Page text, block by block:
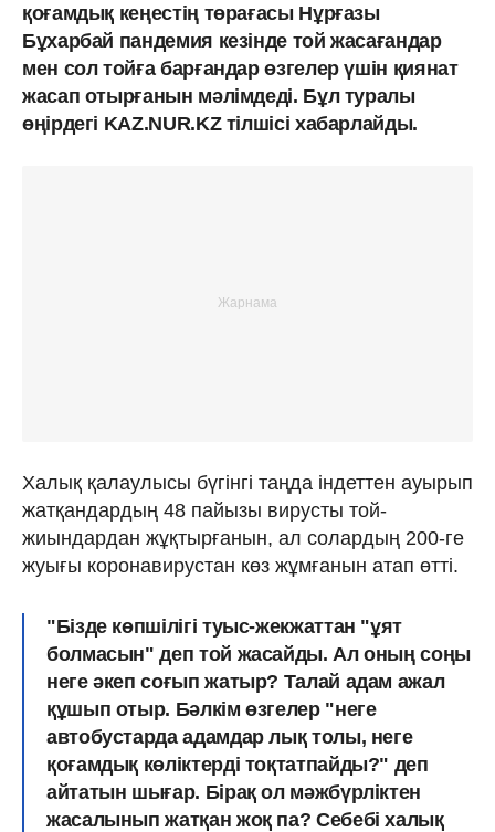
қоғамдық кеңестің төрағасы Нұрғазы
Бұхарбай пандемия кезінде той жасағандар
мен сол тойға барғандар өзгелер үшін қиянат
жасап отырғанын мәлімдеді. Бұл туралы
өңірдегі KAZ.NUR.KZ тілшісі хабарлайды.
Халық қалаулысы бүгінгі таңда індеттен ауырып
жатқандардың 48 пайызы вирусты той-
жиындардан жұқтырғанын, ал солардың 200-ге
жуығы коронавирустан көз жұмғанын атап өтті.
"Бізде көпшілігі туыс-жекжаттан "ұят
болмасын" деп той жасайды. Ал оның соңы
неге әкеп соғып жатыр? Талай адам ажал
құшып отыр. Бәлкім өзгелер "неге
автобустарда адамдар лық толы, неге
қоғамдық көліктерді тоқтатпайды?" деп
айтатын шығар. Бірақ ол мәжбүрліктен
жасалынып жатқан жоқ па? Себебі халық